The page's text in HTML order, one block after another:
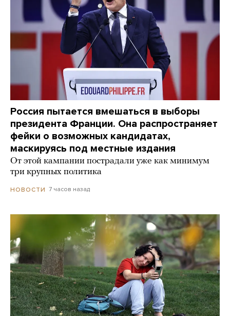
Россия пытается вмешаться в выборы
президента Франции. Она распространяет
фейки о возможных кандидатах,
маскируясь под местные издания
От этой кампании пострадали уже как минимум
три крупных политика
НОВОСТИ 7 часов назад